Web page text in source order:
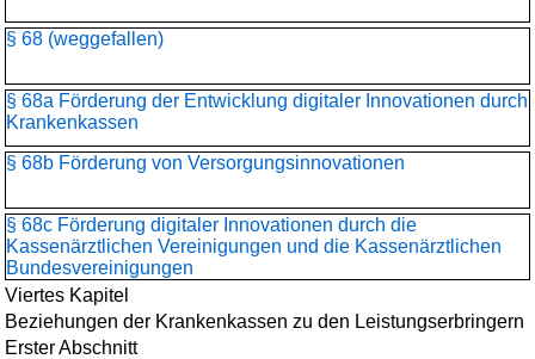
§ 68 (weggefallen)
§ 68a Förderung der Entwicklung digitaler Innovationen durch
Krankenkassen
§ 68b Förderung von Versorgungsinnovationen
§ 68c Förderung digitaler Innovationen durch die
Kassenärztlichen Vereinigungen und die Kassenärztlichen
Bundesvereinigungen
Viertes Kapitel
Beziehungen der Krankenkassen zu den Leistungserbringern
Erster Abschnitt